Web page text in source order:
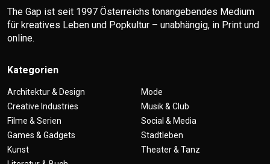
The Gap ist seit 1997 Österreichs tonangebendes Medium
für kreatives Leben und Popkultur – unabhängig, in Print und
online.
Kategorien
Architektur & Design
Creative Industries
Filme & Serien
Games & Gadgets
Kunst
Mode
Musik & Club
Social & Media
Stadtleben
Theater & Tanz